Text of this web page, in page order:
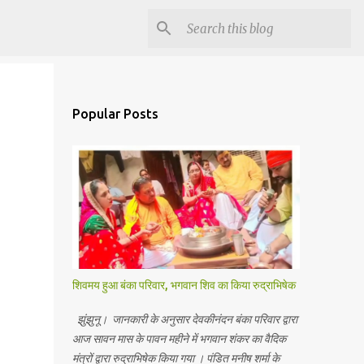
Popular Posts
शिवमय हुआ बंका परिवार, भगवान शिव का किया रुद्राभिषेक
झुंझुनू। जानकारी के अनुसार देवकीनंदन बंका परिवार द्वारा
आज सावन मास के पावन महीने में भगवान शंकर का वैदिक
मंत्रों द्वारा रुद्राभिषेक किया गया । पंडित मनीष शर्मा के